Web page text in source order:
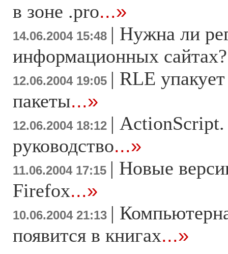
в зоне .pro...»
14.06.2004 15:48 | Нужна ли
информационных сайтах?
12.06.2004 19:05 | RLE
пакеты...»
12.06.2004 18:12 |
руководствo...»
11.06.2004 17:15 | Новые
Firefox...»
10.06.2004 21:13 |
появится в книгах...»